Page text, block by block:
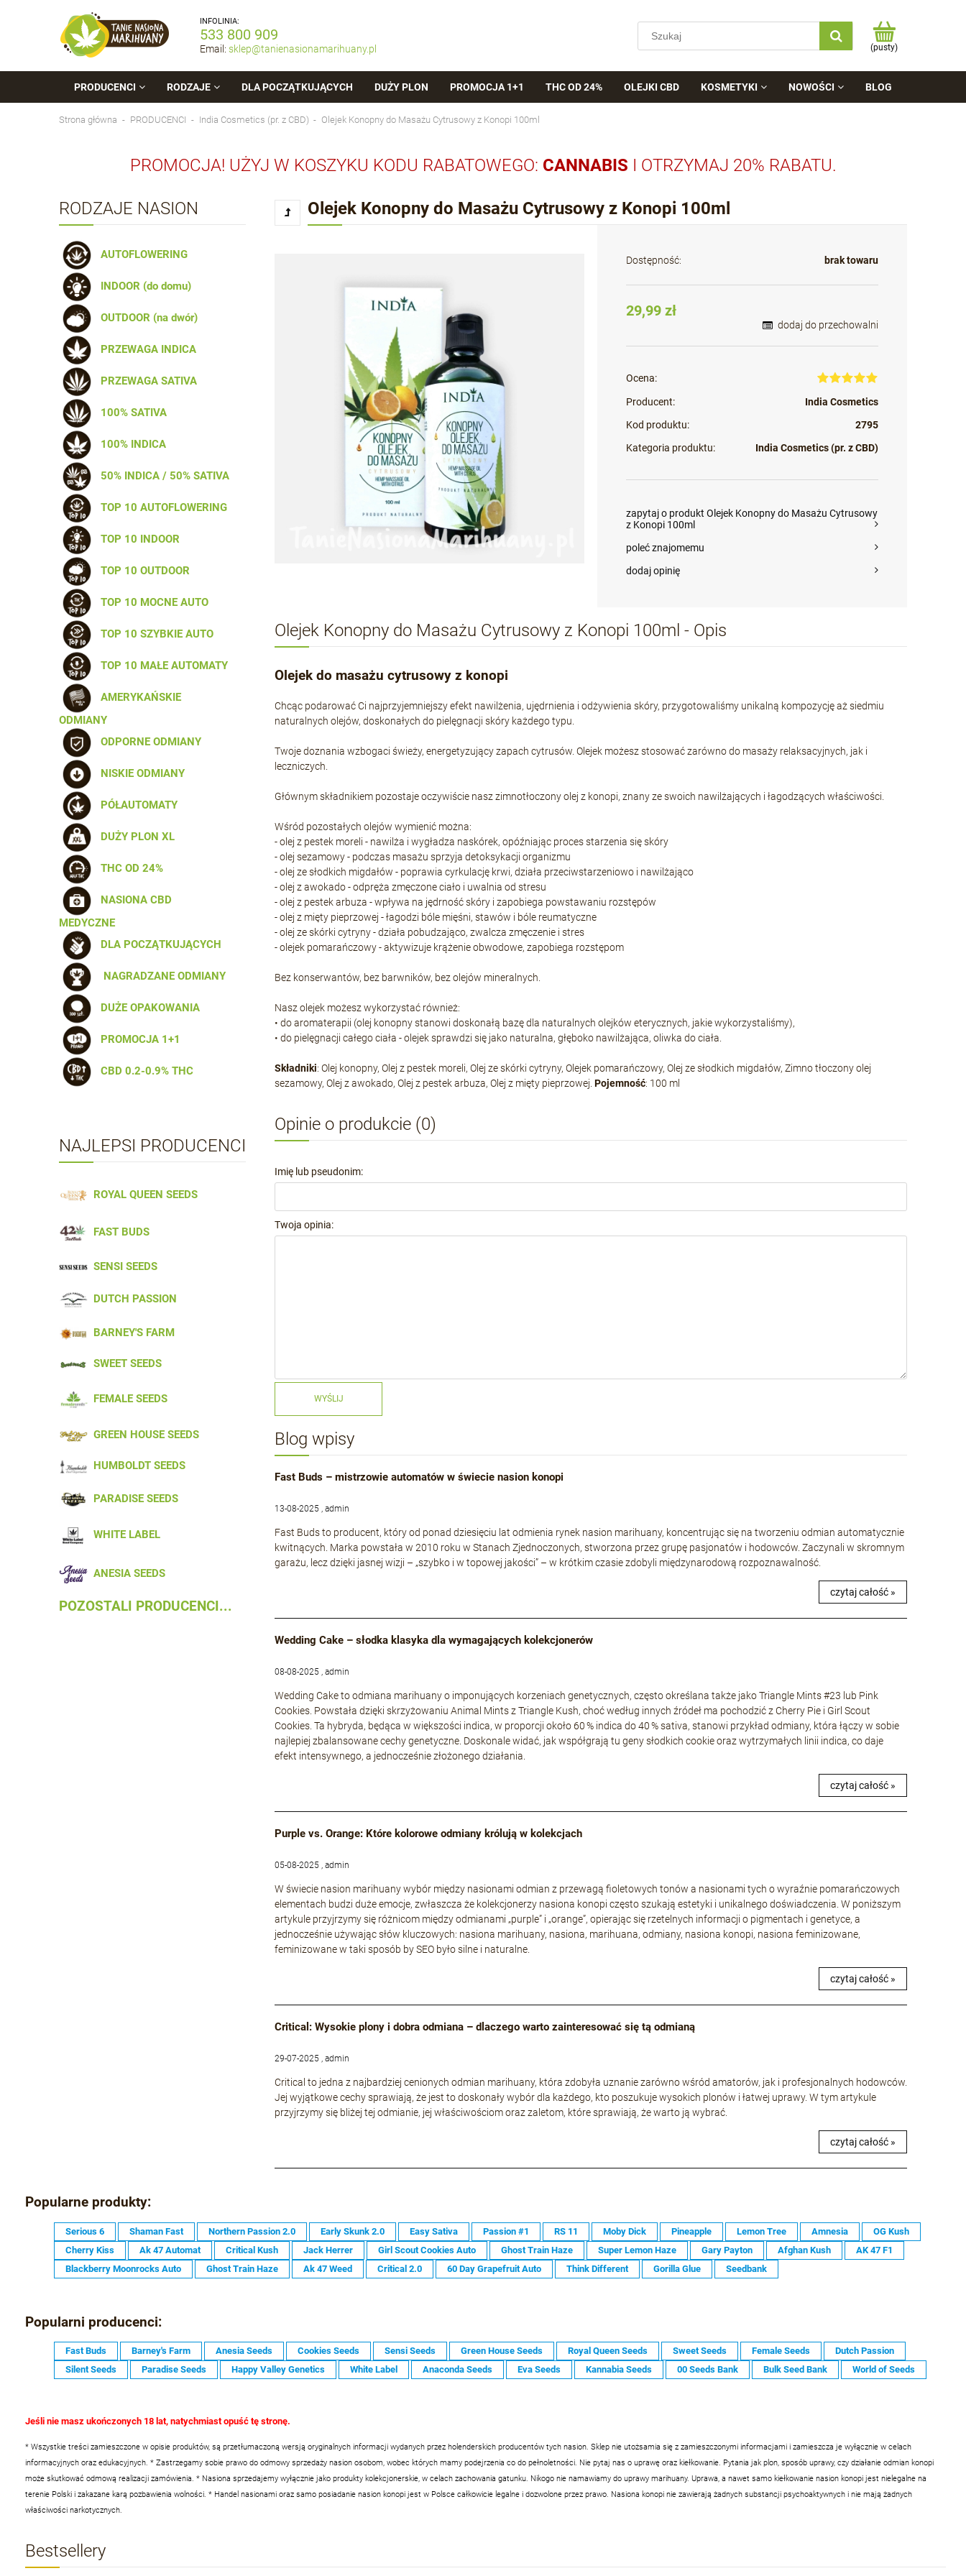
INFOLINIA:
533 800 909
Email: sklep@tanienasionamarihuany.pl (pusty)
PRODUCENCI RODZAJE DLA POCZĄTKUJĄCYCH DUŻY PLON PROMOCJA 1+1 THC OD 24% OLEJKI CBD KOSMETYKI NOWOŚCI BLOG
Strona główna PRODUCENCI India Cosmetics (pr. z CBD) Olejek Konopny do Masażu Cytrusowy z Konopi 100ml
PROMOCJA! UŻYJ W KOSZYKU KODU RABATOWEGO: CANNABIS I OTRZYMAJ 20% RABATU.
RODZAJE NASION
AUTOFLOWERING
INDOOR (do domu)
OUTDOOR (na dwór)
PRZEWAGA INDICA
PRZEWAGA SATIVA
100% SATIVA
100% INDICA
50% INDICA / 50% SATIVA
TOP 10 AUTOFLOWERING
TOP 10 INDOOR
TOP 10 OUTDOOR
TOP 10 MOCNE AUTO
TOP 10 SZYBKIE AUTO
TOP 10 MAŁE AUTOMATY
AMERYKAŃSKIE
ODMIANY
ODPORNE ODMIANY
NISKIE ODMIANY
PÓŁAUTOMATY
DUŻY PLON XL
THC OD 24%
NASIONA CBD
MEDYCZNE
DLA POCZĄTKUJĄCYCH
NAGRADZANE ODMIANY
DUŻE OPAKOWANIA
PROMOCJA 1+1
CBD 0.2-0.9% THC
NAJLEPSI PRODUCENCI
ROYAL QUEEN SEEDS
FAST BUDS
SENSI SEEDS
DUTCH PASSION
BARNEY'S FARM
SWEET SEEDS
FEMALE SEEDS
GREEN HOUSE SEEDS
HUMBOLDT SEEDS
PARADISE SEEDS
WHITE LABEL
ANESIA SEEDS
POZOSTALI PRODUCENCI...
Olejek Konopny do Masażu Cytrusowy z Konopi 100ml
Dostępność: brak towaru
29,99 zł
dodaj do przechowalni
Ocena:
Producent:
India Cosmetics
Kod produktu:
2795
Kategoria produktu:
India Cosmetics (pr. z CBD)
zapytaj o produkt Olejek Konopny do Masażu Cytrusowy
z Konopi 100ml
poleć znajomemu
dodaj opinię
Olejek Konopny do Masażu Cytrusowy z Konopi 100ml - Opis
Olejek do masażu cytrusowy z konopi
Chcąc podarować Ci najprzyjemniejszy efekt nawilżenia, ujędrnienia i odżywienia skóry, przygotowaliśmy unikalną kompozycję aż siedmiu
naturalnych olejów, doskonałych do pielęgnacji skóry każdego typu.
Twoje doznania wzbogaci świeży, energetyzujący zapach cytrusów. Olejek możesz stosować zarówno do masaży relaksacyjnych, jak i
leczniczych.
Głównym składnikiem pozostaje oczywiście nasz zimnotłoczony olej z konopi, znany ze swoich nawilżających i łagodzących właściwości.
Wśród pozostałych olejów wymienić można:
- olej z pestek moreli - nawilża i wygładza naskórek, opóźniając proces starzenia się skóry
- olej sezamowy - podczas masażu sprzyja detoksykacji organizmu
- olej ze słodkich migdałów - poprawia cyrkulację krwi, działa przeciwstarzeniowo i nawilżająco
- olej z awokado - odpręża zmęczone ciało i uwalnia od stresu
- olej z pestek arbuza - wpływa na jędrność skóry i zapobiega powstawaniu rozstępów
- olej z mięty pieprzowej - łagodzi bóle mięśni, stawów i bóle reumatyczne
- olej ze skórki cytryny - działa pobudzająco, zwalcza zmęczenie i stres
- olejek pomarańczowy - aktywizuje krążenie obwodowe, zapobiega rozstępom
Bez konserwantów, bez barwników, bez olejów mineralnych.
Nasz olejek możesz wykorzystać również:
• do aromaterapii (olej konopny stanowi doskonałą bazę dla naturalnych olejków eterycznych, jakie wykorzystaliśmy),
• do pielęgnacji całego ciała - olejek sprawdzi się jako naturalna, głęboko nawilżająca, oliwka do ciała.
Składniki: Olej konopny, Olej z pestek moreli, Olej ze skórki cytryny, Olejek pomarańczowy, Olej ze słodkich migdałów, Zimno tłoczony olej
sezamowy, Olej z awokado, Olej z pestek arbuza, Olej z mięty pieprzowej. Pojemność: 100 ml
Opinie o produkcie (0)
Imię lub pseudonim:
Twoja opinia:
WYŚLIJ
Blog wpisy
Fast Buds – mistrzowie automatów w świecie nasion konopi
13-08-2025 , admin
Fast Buds to producent, który od ponad dziesięciu lat odmienia rynek nasion marihuany, koncentrując się na tworzeniu odmian automatycznie
kwitnących. Marka powstała w 2010 roku w Stanach Zjednoczonych, stworzona przez grupę pasjonatów i hodowców. Zaczynali w skromnym
garażu, lecz dzięki jasnej wizji – „szybko i w topowej jakości” – w krótkim czasie zdobyli międzynarodową rozpoznawalność.
czytaj całość »
Wedding Cake – słodka klasyka dla wymagających kolekcjonerów
08-08-2025 , admin
Wedding Cake to odmiana marihuany o imponujących korzeniach genetycznych, często określana także jako Triangle Mints #23 lub Pink
Cookies. Powstała dzięki skrzyżowaniu Animal Mints z Triangle Kush, choć według innych źródeł ma pochodzić z Cherry Pie i Girl Scout
Cookies. Ta hybryda, będąca w większości indica, w proporcji około 60 % indica do 40 % sativa, stanowi przykład odmiany, która łączy w sobie
najlepiej zbalansowane cechy genetyczne. Doskonale widać, jak współgrają tu geny słodkich cookie oraz wytrzymałych linii indica, co daje
efekt intensywnego, a jednocześnie złożonego działania.
czytaj całość »
Purple vs. Orange: Które kolorowe odmiany królują w kolekcjach
05-08-2025 , admin
W świecie nasion marihuany wybór między nasionami odmian z przewagą fioletowych tonów a nasionami tych o wyraźnie pomarańczowych
elementach budzi duże emocje, zwłaszcza że kolekcjonerzy nasiona konopi często szukają estetyki i unikalnego doświadczenia. W poniższym
artykule przyjrzymy się różnicom między odmianami „purple” i „orange”, opierając się rzetelnych informacji o pigmentach i genetyce, a
jednocześnie używając słów kluczowych: nasiona marihuany, nasiona, marihuana, odmiany, nasiona konopi, nasiona feminizowane,
feminizowane w taki sposób by SEO było silne i naturalne.
czytaj całość »
Critical: Wysokie plony i dobra odmiana – dlaczego warto zainteresować się tą odmianą
29-07-2025 , admin
Critical to jedna z najbardziej cenionych odmian marihuany, która zdobyła uznanie zarówno wśród amatorów, jak i profesjonalnych hodowców.
Jej wyjątkowe cechy sprawiają, że jest to doskonały wybór dla każdego, kto poszukuje wysokich plonów i łatwej uprawy. W tym artykule
przyjrzymy się bliżej tej odmianie, jej właściwościom oraz zaletom, które sprawiają, że warto ją wybrać.
czytaj całość »
Popularne produkty:
Serious 6 Shaman Fast Northern Passion 2.0 Early Skunk 2.0 Easy Sativa Passion #1 RS 11 Moby Dick Pineapple Lemon Tree Amnesia
OG Kush
Cherry Kiss
Ak 47 Automat Critical Kush Jack Herrer Girl Scout Cookies Auto Ghost Train Haze Super Lemon Haze Gary Payton Afghan Kush
AK 47 F1
Blackberry Moonrocks Auto
Ghost Train Haze Ak 47 Weed Critical 2.0 60 Day Grapefruit Auto Think Different Gorilla Glue Seedbank
Popularni producenci:
Fast Buds Barney's Farm Anesia Seeds Cookies Seeds Sensi Seeds Green House Seeds Royal Queen Seeds Sweet Seeds Female Seeds
Dutch Passion
Silent Seeds
Paradise Seeds Happy Valley Genetics White Label Anaconda Seeds Eva Seeds Kannabia Seeds 00 Seeds Bank Bulk Seed Bank World of Seeds
Jeśli nie masz ukończonych 18 lat, natychmiast opuść tę stronę.
* Wszystkie treści zamieszczone w opisie produktów, są przetłumaczoną wersją oryginalnych informacji wydanych przez holenderskich producentów tych nasion. Sklep nie utożsamia się z zamieszczonymi informacjami i zamieszcza je wyłącznie w celach
informacyjnych oraz edukacyjnych. * Zastrzegamy sobie prawo do odmowy sprzedaży nasion osobom, wobec których mamy podejrzenia co do pełnoletności. Nie pytaj nas o uprawę oraz kiełkowanie. Pytania jak plon, sposób uprawy, czy działanie odmian konopi
może skutkować odmową realizacji zamówienia. * Nasiona sprzedajemy wyłącznie jako produkty kolekcjonerskie, w celach zachowania gatunku. Nikogo nie namawiamy do uprawy marihuany. Uprawa, a nawet samo kiełkowanie nasion konopi jest nielegalne na
terenie Polski i zakazane karą pozbawienia wolności. * Handel nasionami oraz samo posiadanie nasion konopi jest w Polsce całkowicie legalne i dozwolone przez prawo. Nasiona konopi nie zawierają żadnych substancji psychoaktywnych i nie mają żadnych
właściwości narkotycznych.
Bestsellery